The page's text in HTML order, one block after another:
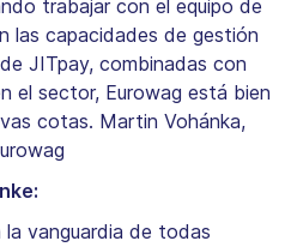
trabajar con el equipo de
las capacidades de gestión
JITpay, combinadas con
el sector, Eurowag está bien
cotas. Martin Vohánka,
vanguardia de todas